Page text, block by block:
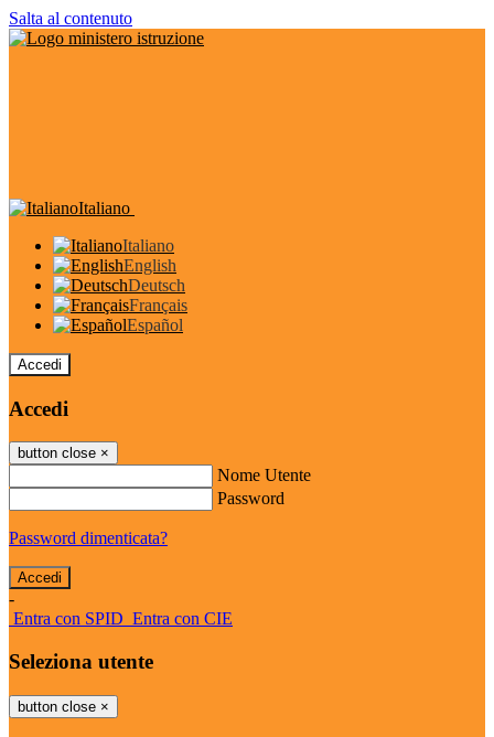
Salta al contenuto
Italiano
Italiano
English
Deutsch
Français
Español
Accedi
Accedi
button close ×
Nome Utente
Password
Password dimenticata?
-
Entra con SPID Entra con CIE
Seleziona utente
button close ×